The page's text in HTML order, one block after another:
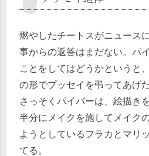
燃やしたチートスがニュース
事からの返答はまだない。パ
ことをしてはどうかというと
の形でプッセイを弔ってあげ
さっそくパイパーは、絵描き
半分にメイクを施してメイク
ようとしているフラカとマリ
てる。